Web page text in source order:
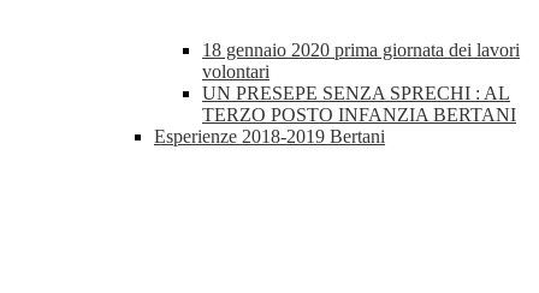
18 gennaio 2020 prima giornata dei lavori
volontari
UN PRESEPE SENZA SPRECHI : AL
TERZO POSTO INFANZIA BERTANI
Esperienze 2018-2019 Bertani